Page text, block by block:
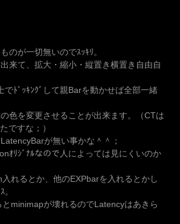
のが一切無いのでｽｯｷﾘ。
来て、拡大・縮小・縦置き横置き自由自
でﾄﾞｯｷﾝｸﾞして親Barを動かせば全部一緒
色を変更させることが出来ます。（CTは
ですな；）
が無い事かな＾＾；
ｵﾘｼﾞﾅﾙなので人によっては見にくいのか
れるとか、他のEXPbarを入れるとかし
minimapが壊れるのでLatencyはあきら